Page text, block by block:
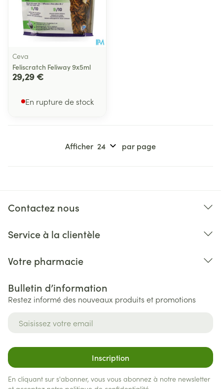
Ceva
Feliscratch Feliway 9x5ml
29,29 €
En rupture de stock
Afficher par page
Contactez nous
Service à la clientèle
Votre pharmacie
Bulletin d’information
Restez informé des nouveaux produits et promotions
Inscription
En cliquant sur s'abonner, vous vous abonnez à notre newsletter